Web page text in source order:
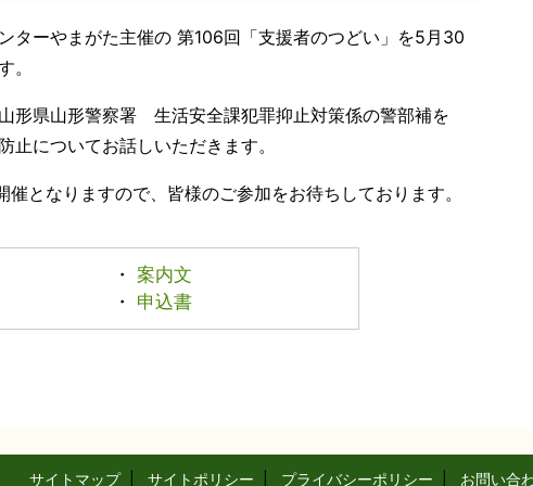
ターやまがた主催の 第106回「支援者のつどい」を5月30
。
形県山形警察署 生活安全課犯罪抑止対策係の警部補を
止についてお話しいただきます。
となりますので、皆様のご参加をお待ちしております。
・ 案内文
・
申込書
サイトマップ サイトポリシー プライバシーポリシー お問い合